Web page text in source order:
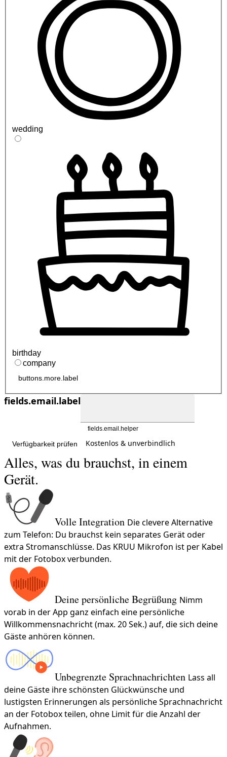
wedding
birthday
company
buttons.more.label
fields.email.label
fields.email.helper
Verfügbarkeit prüfen Kostenlos & unverbindlich
Alles, was du brauchst, in einem
Gerät.
Volle Integration Die clevere Alternative
zum Telefon: Du brauchst kein separates Gerät oder
extra Stromanschlüsse. Das KRUU Mikrofon ist per Kabel
mit der Fotobox verbunden.
Deine persönliche Begrüßung Nimm
vorab in der App ganz einfach eine persönliche
Willkommensnachricht (max. 20 Sek.) auf, die sich deine
Gäste anhören können.
Unbegrenzte Sprachnachrichten Lass all
deine Gäste ihre schönsten Glückwünsche und
lustigsten Erinnerungen als persönliche Sprachnachricht
an der Fotobox teilen, ohne Limit für die Anzahl der
Aufnahmen.